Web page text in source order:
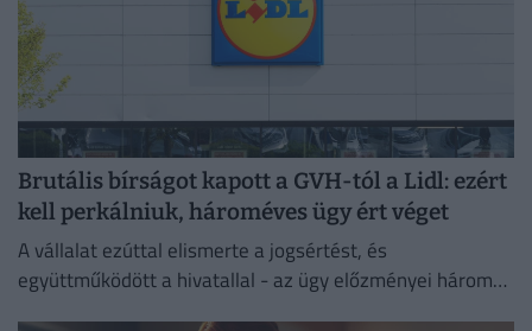
Brutális bírságot kapott a GVH-tól a Lidl: ezért
kell perkálniuk, hároméves ügy ért véget
A vállalat ezúttal elismerte a jogsértést, és
együttműködött a hivatallal - az ügy előzményei három